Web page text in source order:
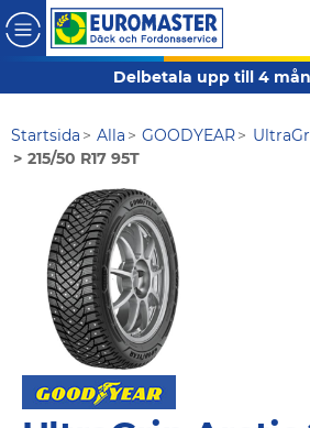
Delbetala upp till 4 mån
Startsida Alla GOODYEAR
215/50 R17 95T